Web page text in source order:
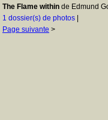
The Flame within de Edmund
1 dossier(s) de photos
Page suivante >